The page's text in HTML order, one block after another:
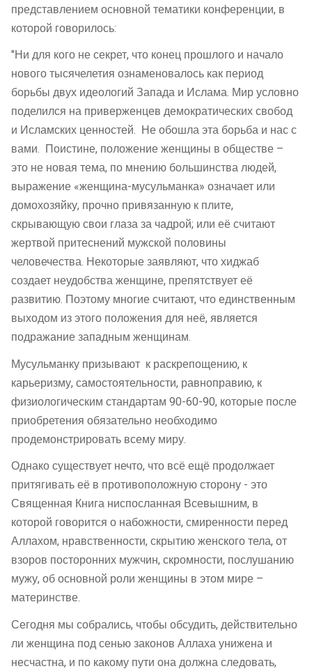
представлением основной тематики конференции, в
которой говорилось:
"Ни для кого не секрет, что конец прошлого и начало
нового тысячелетия ознаменовалось как период
борьбы двух идеологий Запада и Ислама. Мир условно
поделился на приверженцев демократических свобод
и Исламских ценностей. Не обошла эта борьба и нас с
вами. Поистине, положение женщины в обществе –
это не новая тема, по мнению большинства людей,
выражение «женщина-мусульманка» означает или
домохозяйку, прочно привязанную к плите,
скрывающую свои глаза за чадрой; или её считают
жертвой притеснений мужской половины
человечества. Некоторые заявляют, что хиджаб
создает неудобства женщине, препятствует её
развитию. Поэтому многие считают, что единственным
выходом из этого положения для неё, является
подражание западным женщинам.
Мусульманку призывают к раскрепощению, к
карьеризму, самостоятельности, равноправию, к
физиологическим стандартам 90-60-90, которые после
приобретения обязательно необходимо
продемонстрировать всему миру.
Однако существует нечто, что всё ещё продолжает
притягивать её в противоположную сторону - это
Священная Книга ниспосланная Всевышним, в
которой говорится о набожности, смиренности перед
Аллахом, нравственности, скрытию женского тела, от
взоров посторонних мужчин, скромности, послушанию
мужу, об основной роли женщины в этом мире –
материнстве.
Сегодня мы собрались, чтобы обсудить, действительно
ли женщина под сенью законов Аллаха унижена и
несчастна, и по какому пути она должна следовать,